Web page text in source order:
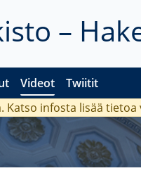
–
Videot Twiitit
Katso infosta lisää tietoa